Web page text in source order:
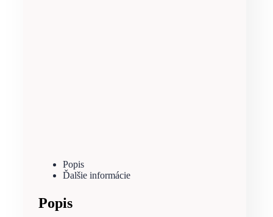
Popis
Ďalšie informácie
Popis